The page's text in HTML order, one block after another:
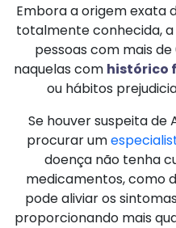
Embora a origem exata
totalmente conhecida,
pessoas com mais
naquelas com histórico
ou hábitos
Se houver suspeita de
procurar um
doença não tenha
medicamentos, como
pode aliviar os
proporcionando mais